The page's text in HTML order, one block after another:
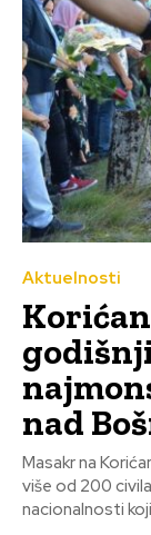
Aktuelnosti
nad
Masakr na
više od 200